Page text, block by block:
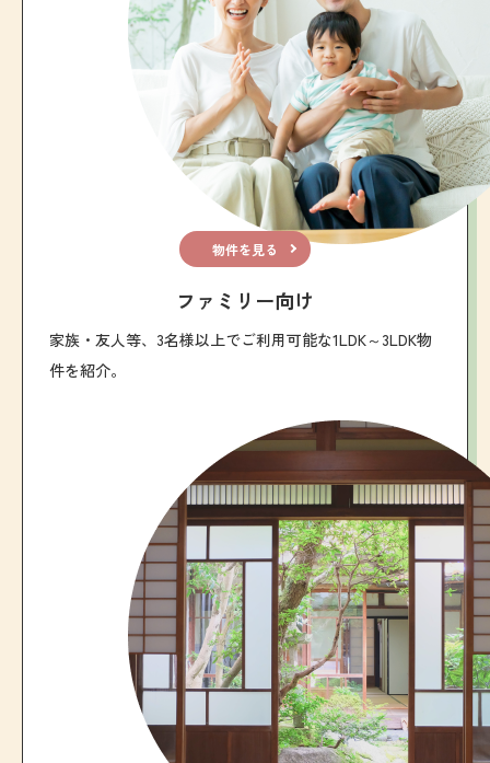
物件を見る
ファミリー向け
家族・友人等、3名様以上でご利用可能な1LDK～3LDK物
件を紹介。